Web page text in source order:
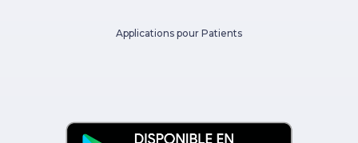
Applications pour Patients